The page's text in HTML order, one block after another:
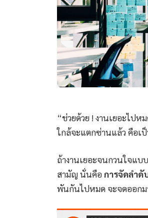
“ช่วยด้วย ! งานเยอะไป
ใกล้จะแตกซ่านแล้ว คือเ
ถ้างานเยอะจนกวนใจแ
สามัญ นั่นคือการจัดลำดั
พันกันไปหมด จะจดออกม